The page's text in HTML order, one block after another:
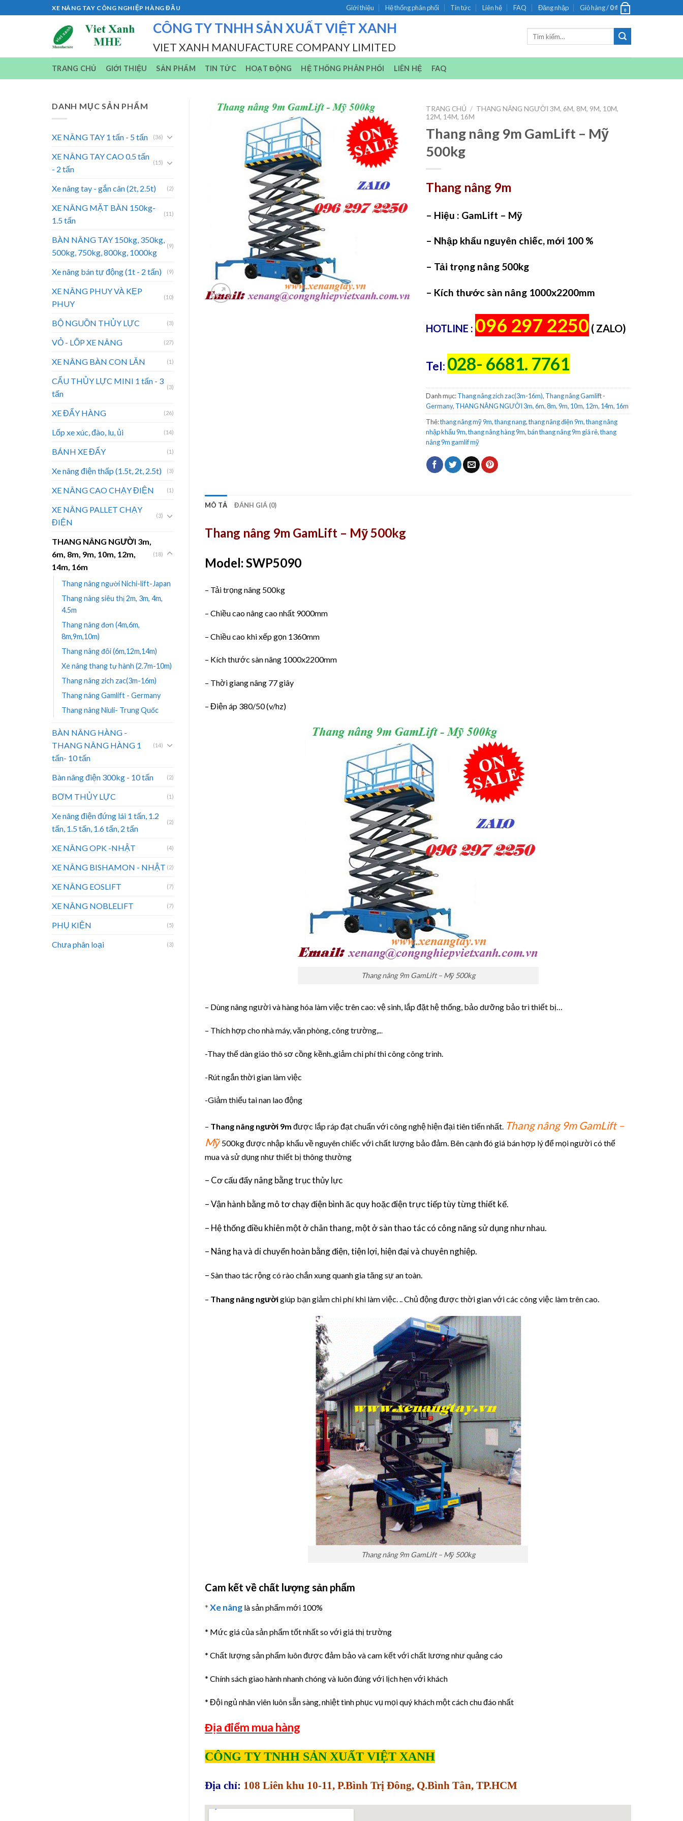
to
XE NÂNG TAY CÔNG NGHIỆP HÀNG ĐẦU Giới thiệu Hệ thống phân phối Tin tức Liên hệ FAQ Đăng nhập Giỏ hàng /0₫ 0
CÔNG TY TNHH SẢN XUẤT VIỆT XANH
VIET XANH MANUFACTURE COMPANY LIMITED
TRANG CHỦ GIỚI THIỆU SẢN PHẨM TIN TỨC HOẠT ĐỘNG HỆ THỐNG PHÂN PHỐI LIÊN HỆ FAQ
DANH MỤC SẢN PHẨM
XE NÂNG TAY 1 tấn - 5 tấn (36)
XE NÂNG TAY CAO 0.5 tấn
- 2 tấn
(15)
Xe nâng tay - gắn cân (2t, 2.5t) (2)
XE NÂNG MẶT BÀN 150kg-
1.5 tấn
(11)
BÀN NÂNG TAY 150kg, 350kg,
500kg, 750kg, 800kg, 1000kg
(9)
Xe nâng bán tự động (1t - 2 tấn) (9)
XE NÂNG PHUY VÀ KẸP
PHUY
(10)
BỘ NGUỒN THỦY LỰC (3)
VỎ - LỐP XE NÂNG (27)
XE NÂNG BÀN CON LĂN (1)
CẨU THỦY LỰC MINI 1 tấn - 3
tấn
(3)
XE ĐẨY HÀNG (26)
Lốp xe xúc, đào, lu, ủi (14)
BÁNH XE ĐẨY (1)
Xe nâng điện thấp (1.5t, 2t, 2.5t) (3)
XE NÂNG CAO CHẠY ĐIỆN (1)
XE NÂNG PALLET CHẠY
ĐIỆN
(3)
THANG NÂNG NGƯỜI 3m,
6m, 8m, 9m, 10m, 12m,
14m, 16m
(18)
Thang nâng người Nichi-lift-Japan
Thang nâng siêu thị 2m, 3m, 4m,
4.5m
Thang nâng đơn (4m,6m,
8m,9m,10m)
Thang nâng đôi (6m,12m,14m)
Xe nâng thang tự hành (2.7m-10m)
Thang nâng zich zac(3m-16m)
Thang nâng Gamlift - Germany
Thang nâng Niuli- Trung Quốc
BÀN NÂNG HÀNG -
THANG NÂNG HÀNG 1
tấn- 10 tấn
(14)
Bàn nâng điện 300kg - 10 tấn (2)
BƠM THỦY LỰC (1)
Xe nâng điện đứng lái 1 tấn, 1.2
tấn, 1.5 tấn, 1.6 tấn, 2 tấn
(2)
XE NÂNG OPK -NHẬT (4)
XE NÂNG BISHAMON - NHẬT (2)
XE NÂNG EOSLIFT (7)
XE NÂNG NOBLELIFT (7)
PHỤ KIỆN (5)
Chưa phân loại (3)
TRANG CHỦ / THANG NÂNG NGƯỜI 3M, 6M, 8M, 9M, 10M,
12M, 14M, 16M
Thang nâng 9m GamLift – Mỹ
500kg
Thang nâng 9m
– Hiệu : GamLift – Mỹ
– Nhập khẩu nguyên chiếc, mới 100 %
– Tải trọng nâng 500kg
– Kích thước sàn nâng 1000x2200mm
HOTLINE : 096 297 2250 ( ZALO)
Tel: 028- 6681. 7761
Danh mục:Thang nâng zich zac(3m-16m), Thang nâng Gamlift -
Germany, THANG NÂNG NGƯỜI 3m, 6m, 8m, 9m, 10m, 12m, 14m, 16m
Thẻ:thang nâng mỹ 9m,thang nang,thang nâng điện 9m,thang nâng
nhập khẩu 9m,thang nâng hàng 9m,bán thang nâng 9m giá rẻ,thang
nâng 9m gamlif mỹ
MÔ TẢ ĐÁNH GIÁ (0)
Thang nâng 9m GamLift – Mỹ 500kg
Model: SWP5090
– Tải trọng nâng 500kg
– Chiều cao nâng cao nhất 9000mm
– Chiều cao khi xếp gọn 1360mm
– Kích thước sàn nâng 1000x2200mm
– Thời giang nâng 77 giây
– Điện áp 380/50 (v/hz)
Thang nâng 9m GamLift – Mỹ 500kg
– Dùng nâng người và hàng hóa làm việc trên cao: vệ sinh, lắp đặt hệ thống, bảo dưỡng bảo trì thiết bị…
– Thích hợp cho nhà máy, văn phòng, công trường,...
-Thay thế dàn giáo thô sơ cồng kềnh.,giảm chi phí thi công công trình.
-Rút ngắn thời gian làm việc
-Giảm thiểu tai nan lao động
– Thang nâng người 9m được lắp ráp đạt chuẩn với công nghệ hiện đại tiên tiến nhất. Thang nâng 9m GamLift –
Mỹ500kg được nhập khẩu về nguyên chiếc với chất lượng bảo đảm. Bên cạnh đó giá bán hợp lý để mọi người có thể
mua và sử dụng như thiết bị thông thường
– Cơ cấu đẩy nâng bằng trục thủy lực
– Vận hành bằng mô tơ chạy điện bình ăc quy hoặc điện trực tiếp tùy từng thiết kế.
– Hệ thống điều khiên một ở chân thang, một ở sàn thao tác có công năng sử dụng như nhau.
– Nâng hạ và di chuyển hoàn bằng điện, tiện lợi, hiện đại và chuyên nghiệp.
– Sàn thao tác rộng có rào chắn xung quanh gia tăng sự an toàn.
– Thang nâng ngườigiúp bạn giảm chi phí khi làm việc. .. Chủ động được thời gian với các công việc làm trên cao.
Thang nâng 9m GamLift – Mỹ 500kg
Cam kết về chất lượng sản phẩm
* Xe nâng là sản phẩm mới 100%
* Mức giá của sản phẩm tốt nhất so với giá thị trường
* Chất lượng sản phẩm luôn được đảm bảo và cam kết với chất lương như quảng cáo
* Chính sách giao hành nhanh chóng và luôn đúng với lịch hẹn với khách
* Đội ngủ nhân viên luôn sẵn sàng, nhiệt tình phục vụ mọi quý khách một cách chu đáo nhất
Địa điểm mua hàng
CÔNG TY TNHH SẢN XUẤT VIỆT XANH
Địa chỉ: 108 Liên khu 10-11, P.Bình Trị Đông, Q.Bình Tân, TP.HCM